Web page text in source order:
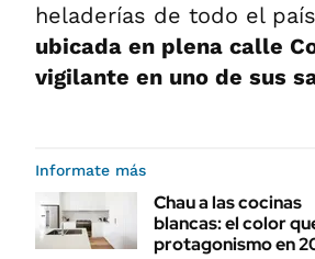
heladerías de todo el
ubicada en plena calle
vigilante en uno de sus
Informate más
Chau a las cocinas
blancas: el color
protagonismo en